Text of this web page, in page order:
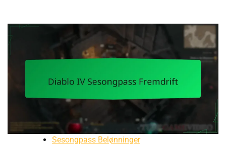
Sesongpass Belønninger